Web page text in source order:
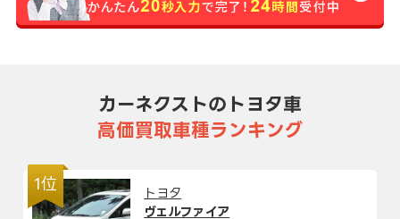
カーネクストのトヨタ車
高価買取車種ランキング
1位
トヨタ
ヴェルファイア